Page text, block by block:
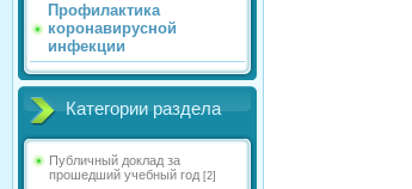
Профилактика
коронавирусной
инфекции
Категории раздела
Публичный доклад за
прошедший учебный год [2]